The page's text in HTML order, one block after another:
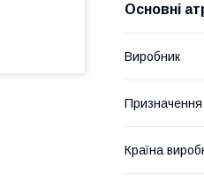
Основні
Виробник
Призначення
Країна